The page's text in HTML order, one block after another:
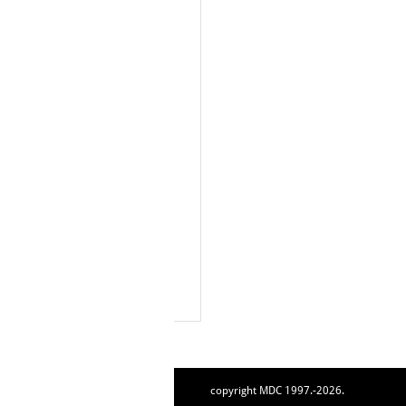
copyright MDC 1997.-2026.